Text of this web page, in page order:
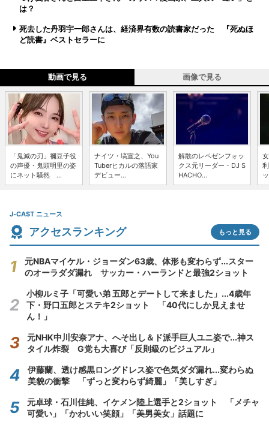
は？
死去した丹羽宇一郎さんは、経済界有数の読書家だった 『死ぬほ
ど読書』ベストセラーに
動画で見る 画像で見る
「鬼滅の刃」禰豆子役
の声優・鬼頭明里の姿
にネット騒然 ...
ナイツ・塙宣之、You
Tuberヒカルの落語家
デビュー...
解散のレペゼンフォッ
クス元リーダー・DJ S
HACHO...
J-CAST ニュース
アクセスランキング もっと見る
元NBAマイケル・ジョーダン63歳、体形も変わらず...スター
のオーラダダ漏れ サッカー・ハーランドと最強2ショット
小柳ルミ子「可愛い弟 五郎とデートして来ました」...4歳年
下・野口五郎とステキ2ショット 「40代にしか見えませ
ん！」
元NHK中川安奈アナ、へそ出し＆ド派手巨人ユニ姿で...神ス
タイル炸裂 G党も大喜び「反則級のビジュアル」
伊藤蘭、透け感黒ロングドレス姿で色気ダダ漏れ...変わらぬ
美貌の衝撃 「ずっと変わらず綺麗」「美しすぎ」
元卓球・石川佳純、イケメン陸上選手と2ショット 「メチャ
可愛い」「かわいい笑顔」「美男美女」話題に